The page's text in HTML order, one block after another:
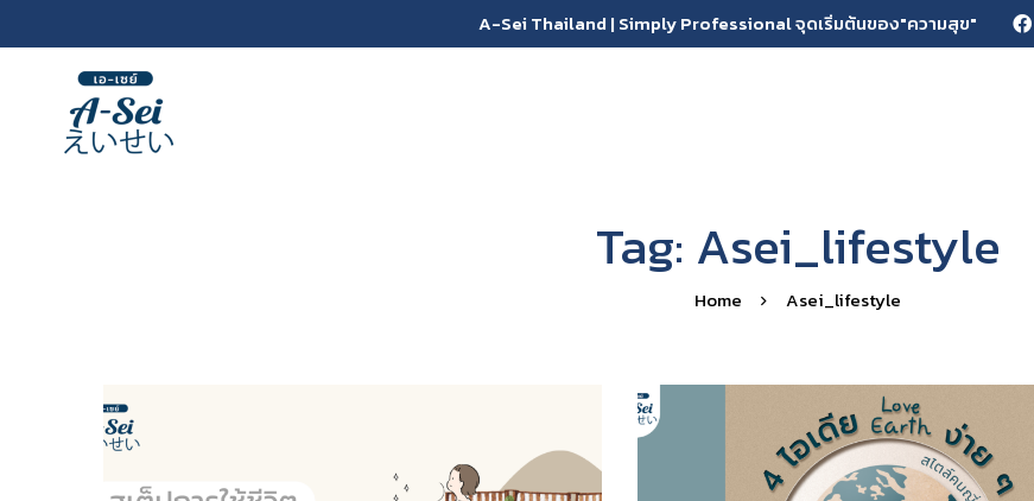
A-Sei Thailand | Simply Professional จุดเริ่มต้นของ"ความสุข"
Tag: Asei_lifestyle
Home Asei_lifestyle